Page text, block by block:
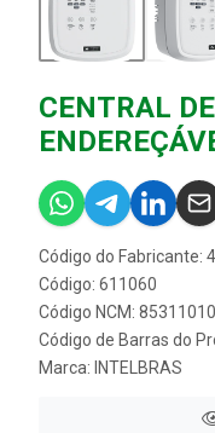
CENTRAL
Código do Fabricante:
Código: 611060
Código NCM: 85311010
Código de Barras do
Marca: INTELBRAS